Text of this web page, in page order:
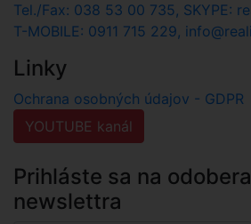
Tel./Fax: 038 53 00 735, SKYPE:
T-MOBILE: 0911 715 229,
Linky
Ochrana osobných údajov - GDPR
YOUTUBE kanál
Prihláste sa na
newslettra